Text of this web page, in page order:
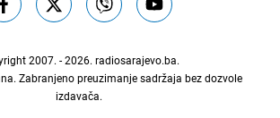
2007. - 2026. radiosarajevo.ba.
Zabranjeno preuzimanje sadržaja bez dozvole
izdavača.